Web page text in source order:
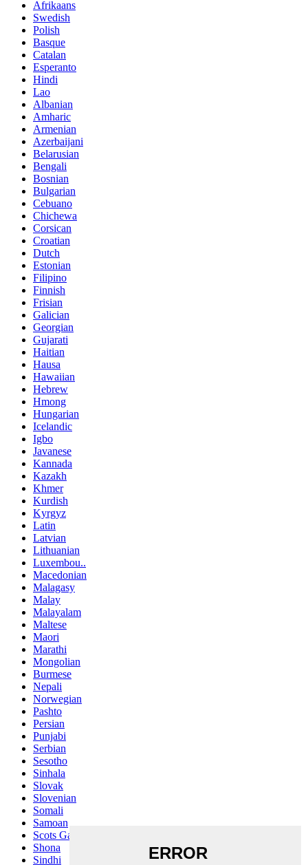
Afrikaans
Swedish
Polish
Basque
Catalan
Esperanto
Hindi
Lao
Albanian
Amharic
Armenian
Azerbaijani
Belarusian
Bengali
Bosnian
Bulgarian
Cebuano
Chichewa
Corsican
Croatian
Dutch
Estonian
Filipino
Finnish
Frisian
Galician
Georgian
Gujarati
Haitian
Hausa
Hawaiian
Hebrew
Hmong
Hungarian
Icelandic
Igbo
Javanese
Kannada
Kazakh
Khmer
Kurdish
Kyrgyz
Latin
Latvian
Lithuanian
Luxembou..
Macedonian
Malagasy
Malay
Malayalam
Maltese
Maori
Marathi
Mongolian
Burmese
Nepali
Norwegian
Pashto
Persian
Punjabi
Serbian
Sesotho
Sinhala
Slovak
Slovenian
Somali
Samoan
Scots Gaelic
Shona
Sindhi